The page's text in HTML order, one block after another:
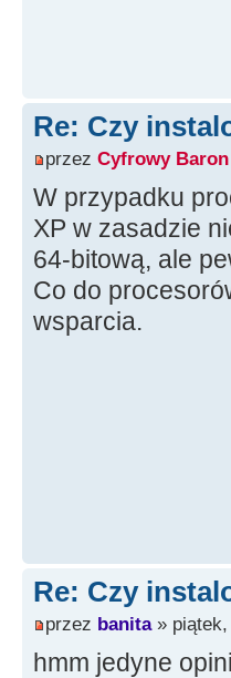
Re: Czy
przez Cyfrowy Baron
W przypadku
XP w zasadzie
64-bitową, ale
Co do
wsparcia.
Re: Czy
przez banita» piątek,
hmm jedyne